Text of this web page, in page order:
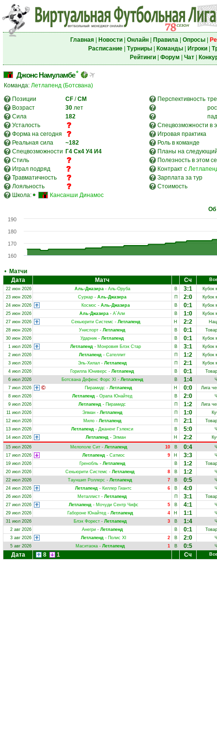
Главная| Новости| Онлайн| Правила| Опросы|
Расписание| Турниры| Команды| Игроки|
Рейтинги| Форум Чат|
Джонс Намуламбе
Команда: Летлапенд (Ботсвана)
Позиции
CF /CM Перспективность
Возраст
30 лет
Сила
182
Усталость
Спецвозможности в
Форма на сегодня
Игровая практика
Реальная сила
~182
Роль в команде
Спецвозможности Г4 Ск4 У4 И4
Планы на
Стиль
Полезность в этом
Играл подряд
Контракт с
Травматичность
Зарплата за тур
Лояльность
Стоимость
Школа:
Кансанши Динамос
Об
160
170
180
190
• Матчи
Дата
Матч Сч
22 июн 2026
Аль-Джазира- Аль-Оруба В 3:1
Кубок
23 июн 2026
Суркар - Аль-Джазира П 2:0
Кубок
24 июн 2026
Космос - Аль-Джазира В 0:1
Кубок
25 июн 2026
Аль-Джазира - А`Али В 1:0
Кубок
27 июн 2026
Секьюрити Системс - Летлапенд Н 2:2
28 июн 2026
Униспорт - Летлапенд В 0:1
30 июн 2026
Ударник - Летлапенд В 0:1
Кубок
1 июл 2026
Летлапенд - Монровия Блэк Стар В 3:1
Кубок
2 июл 2026
Летлапенд - Сателлит П 1:2
Кубок
3 июл 2026
Эль-Хилал- Летлапенд П 2:1
Кубок
4 июл 2026
Горилла Юниверс - Летлапенд В 0:1
6 июл 2026
Ботсвана Дефенс Форс XI - Летлапенд В 1:4
7 июл 2026
Пирамидс - Летлапенд Н 0:0
Лига
8 июл 2026
Летлапенд - Орапа Юнайтед В 2:0
9 июл 2026
Летлапенд - Пирамидс П 1:2
Лига
11 июл 2026
Элман- Летлапенд П 1:0
12 июл 2026
Мило- Летлапенд П 2:1
13 июл 2026
Летлапенд - Джаненг Гэлекси В 5:0
14 июл 2026
Летлапенд- Элман Н 2:2
15 июл 2026
10
Мелополе Сит - Летлапенд В 0:4
17 июл 2026
9
Летлапенд- Сатмос Н 3:3
19 июл 2026
Гренобль- Летлапенд В 1:2
20 июл 2026
8
Секьюрити Системс - Летлапенд В 1:2
22 июл 2026
7
Тауншип Роллерс - Летлапенд В 0:5
24 июл 2026
6
Летлапенд - Киллер Гиантс В 4:0
26 июл 2026
Металлист - Летлапенд П 3:1
27 июл 2026
5
Летлапенд- Мочуди Сентр Чифс В 4:1
29 июл 2026
4
Габороне Юнайтед- Летлапенд Н 1:1
31 июл 2026
3
Блэк Форест- Летлапенд В 1:4
2 авг 2026
Анегри- Летлапенд В 0:1
3 авг 2026
2
Летлапенд- Полис XI В 2:0
5 авг 2026
1
Маситаока- Летлапенд В 0:5
Дата 8 1 Сч